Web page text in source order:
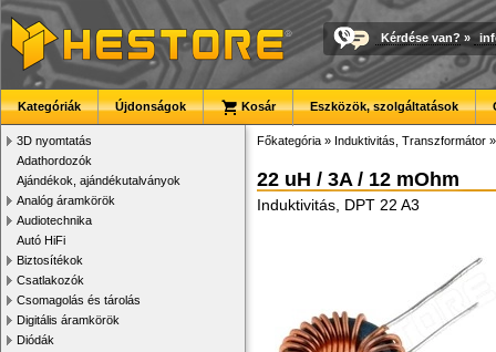
Kérdése van? »
Kategóriák Újdonságok Kosár Eszközök, szolgáltatások
3D nyomtatás
Adathordozók
Ajándékok, ajándékutalványok
Analóg áramkörök
Audiotechnika
Autó HiFi
Biztosítékok
Csatlakozók
Csomagolás és tárolás
Digitális áramkörök
Diódák
Főkategória » Induktivitás, Transzformátor
22 uH / 3A / 12 mOhm
Induktivitás, DPT 22 A3